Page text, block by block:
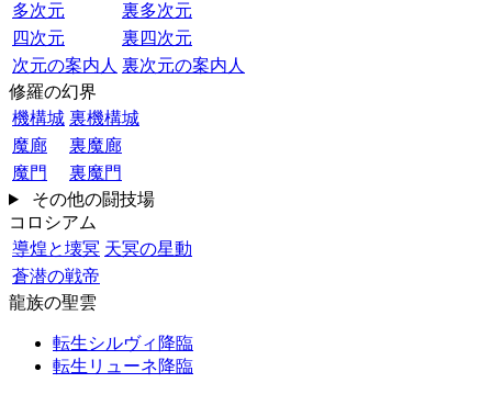
多次元
裏多次元
四次元
裏四次元
次元の案内人 裏次元の案内人
修羅の幻界
機構城 裏機構城
魔廊
裏魔廊
魔門
裏魔門
その他の闘技場
コロシアム
導煌と壊冥 天冥の星動
蒼潜の戦帝
龍族の聖雲
転生シルヴィ降臨
転生リューネ降臨